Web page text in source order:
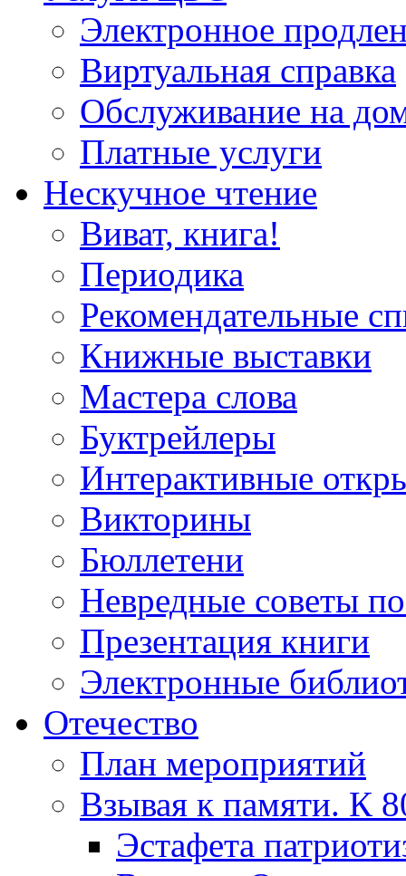
Электронное
Виртуальная справка
Обслуживание на
Платные услуги
Нескучное чтение
Виват, книга!
Периодика
Рекомендательные
Книжные выставки
Мастера слова
Буктрейлеры
Интерактивные
Викторины
Бюллетени
Невредные советы
Презентация книги
Электронные
Отечество
План мероприятий
Взывая к памяти. К
Эcтафета